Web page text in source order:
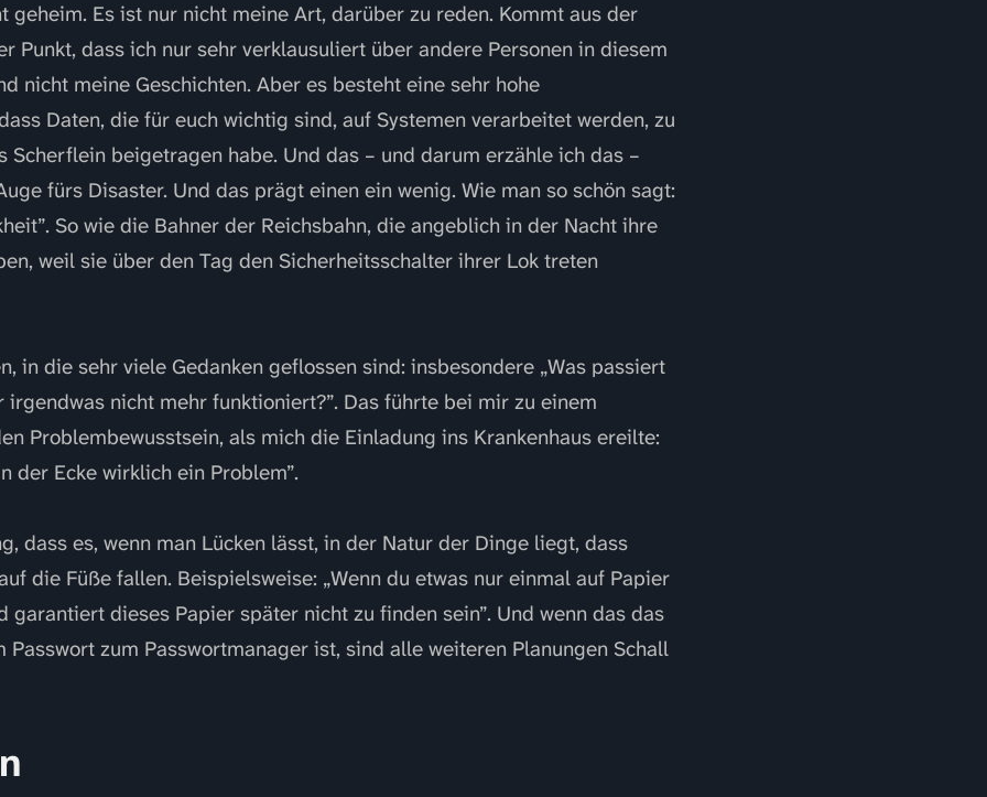
geheim. Es ist nur nicht meine Art, darüber zu reden. Kommt aus der
Punkt, dass ich nur sehr verklausuliert über andere Personen in diesem
nicht meine Geschichten. Aber es besteht eine sehr hohe
Daten, die für euch wichtig sind, auf Systemen verarbeitet werden, zu
Scherflein beigetragen habe. Und das – und darum erzähle ich das –
fürs Disaster. Und das prägt einen ein wenig. Wie man so schön sagt:
So wie die Bahner der Reichsbahn, die angeblich in der Nacht ihre
weil sie über den Tag den Sicherheitsschalter ihrer Lok treten
in die sehr viele Gedanken geflossen sind: insbesondere „Was passiert
irgendwas nicht mehr funktioniert?”. Das führte bei mir zu einem
Problembewusstsein, als mich die Einladung ins Krankenhaus ereilte:
der Ecke wirklich ein Problem”.
dass es, wenn man Lücken lässt, in der Natur der Dinge liegt, dass
die Füße fallen. Beispielsweise: „Wenn du etwas nur einmal auf Papier
garantiert dieses Papier später nicht zu finden sein”. Und wenn das das
zum Passwortmanager ist, sind alle weiteren Planungen Schall